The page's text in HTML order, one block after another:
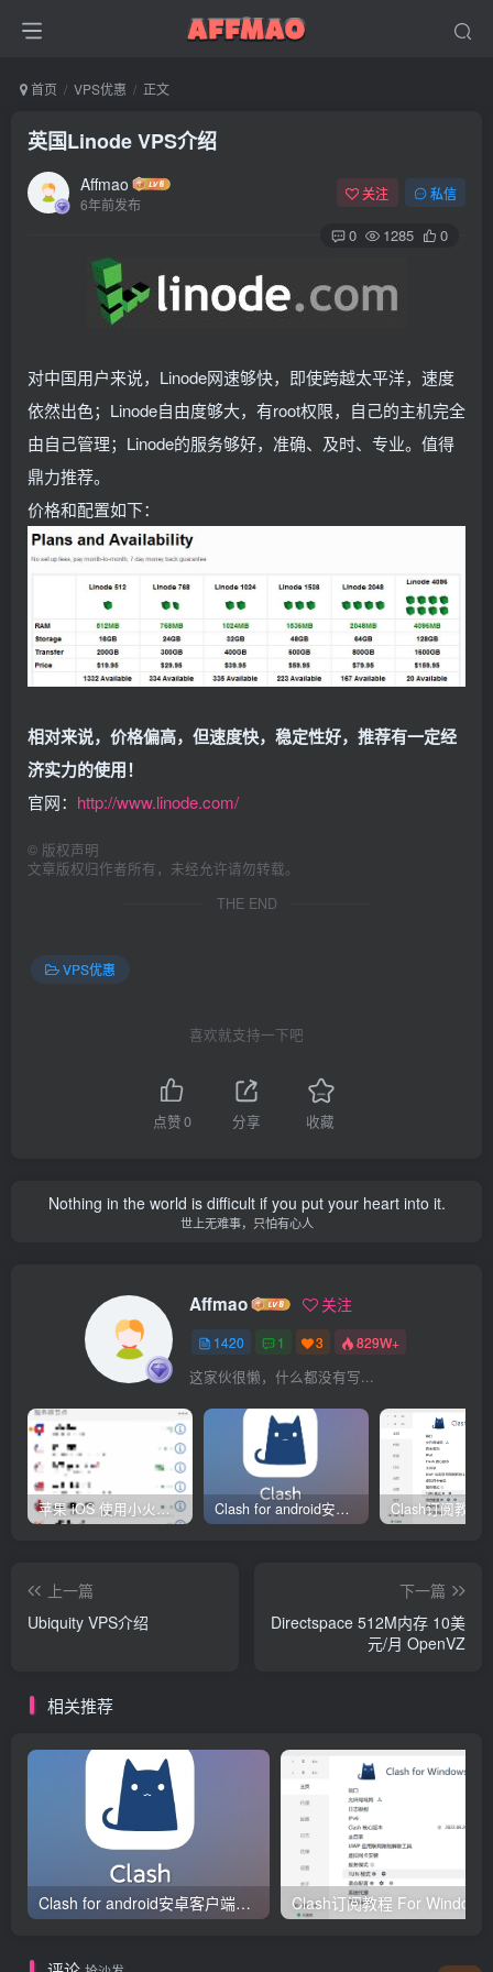
首页 VPS优惠 正文
英国Linode VPS介绍
Affmao
6年前发布
关注 私信
0 1285 0
对中国用户来说，Linode网速够快，即使跨越太平洋，速度
依然出色；Linode自由度够大，有root权限，自己的主机完全
由自己管理；Linode的服务够好，准确、及时、专业。值得
鼎力推荐。
价格和配置如下：
相对来说，价格偏高，但速度快，稳定性好，推荐有一定经
济实力的使用！
官网： http://www.linode.com/
© 版权声明
文章版权归作者所有，未经允许请勿转载。
THE END
VPS优惠
喜欢就支持一下吧
点赞0 分享 收藏
Nothing in the world is difficult if you put your heart into it.
世上无难事，只怕有心人
Affmao 关注
1420 1 3 829W+
这家伙很懒，什么都没有写...
苹果 iOS 使用小火箭(shadowrocket)新手教程 Clash for android安卓客户端保姆级新手使用教程
上一篇
Ubiquity VPS介绍
下一篇
Directspace 512M内存 10美
元/月 OpenVZ
相关推荐
Clash for android安卓客户端保姆级新手使用教程